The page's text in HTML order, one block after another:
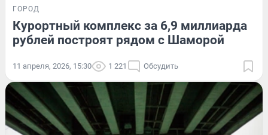
ГОРОД
Курортный комплекс за 6,9 миллиарда
рублей построят рядом с Шаморой
11 апреля, 2026, 15:30 1 221 Обсудить